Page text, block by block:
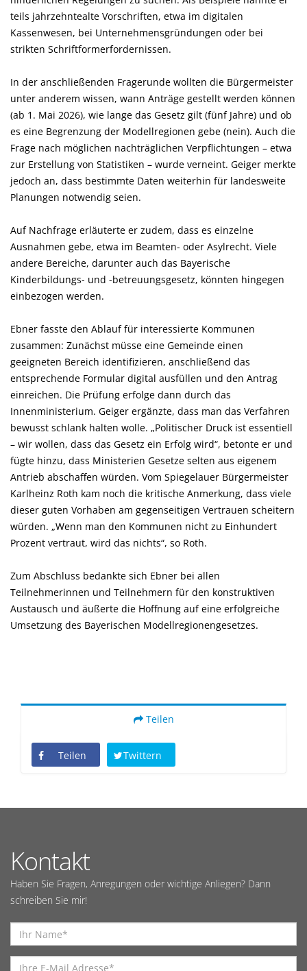
teils jahrzehntealte Vorschriften, etwa im digitalen
Kassenwesen, bei Unternehmensgründungen oder bei
strikten Schriftformerfordernissen.
In der anschließenden Fragerunde wollten die Bürgermeister
unter anderem wissen, wann Anträge gestellt werden können
(ab 1. Mai 2026), wie lange das Gesetz gilt (fünf Jahre) und ob
es eine Begrenzung der Modellregionen gebe (nein). Auch die
Frage nach möglichen nachträglichen Verpflichtungen – etwa
zur Erstellung von Statistiken – wurde verneint. Geiger merkte
jedoch an, dass bestimmte Daten weiterhin für landesweite
Planungen notwendig seien.
Auf Nachfrage erläuterte er zudem, dass es einzelne
Ausnahmen gebe, etwa im Beamten- oder Asylrecht. Viele
andere Bereiche, darunter auch das Bayerische
Kinderbildungs- und -betreuungsgesetz, könnten hingegen
einbezogen werden.
Ebner fasste den Ablauf für interessierte Kommunen
zusammen: Zunächst müsse eine Gemeinde einen
geeigneten Bereich identifizieren, anschließend das
entsprechende Formular digital ausfüllen und den Antrag
einreichen. Die Prüfung erfolge dann durch das
Innenministerium. Geiger ergänzte, dass man das Verfahren
bewusst schlank halten wolle. „Politischer Druck ist essentiell
– wir wollen, dass das Gesetz ein Erfolg wird“, betonte er und
fügte hinzu, dass Ministerien Gesetze selten aus eigenem
Antrieb abschaffen würden. Vom Spiegelauer Bürgermeister
Karlheinz Roth kam noch die kritische Anmerkung, dass viele
dieser guten Vorhaben am gegenseitigen Vertrauen scheitern
würden. „Wenn man den Kommunen nicht zu Einhundert
Prozent vertraut, wird das nichts“, so Roth.
Zum Abschluss bedankte sich Ebner bei allen
Teilnehmerinnen und Teilnehmern für den konstruktiven
Austausch und äußerte die Hoffnung auf eine erfolgreiche
Umsetzung des Bayerischen Modellregionengesetzes.
Teilen
Teilen Twittern
Kontakt
Haben Sie Fragen, Anregungen oder wichtige Anliegen? Dann
schreiben Sie mir!